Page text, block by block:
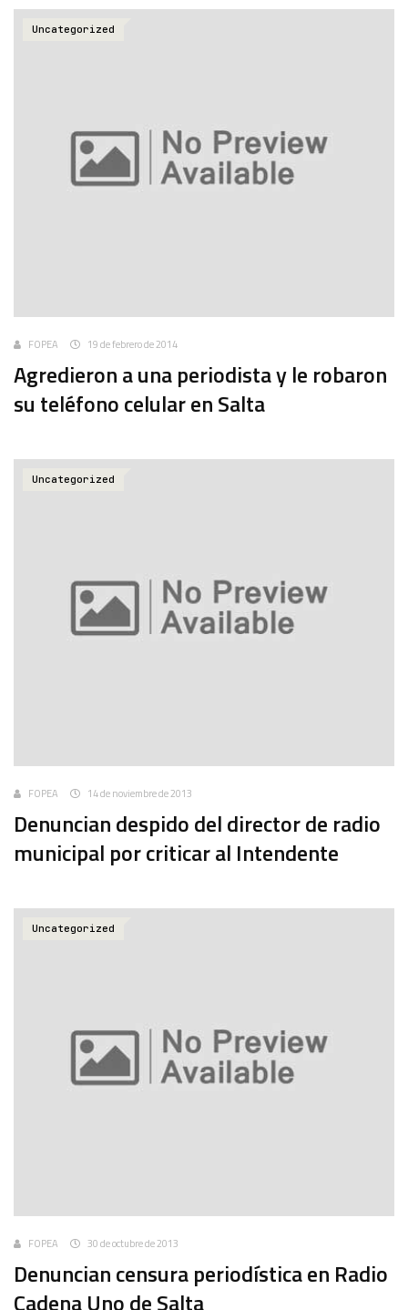
Uncategorized
FOPEA 19 de febrero de 2014
Agredieron a una periodista y le robaron
su teléfono celular en Salta
Uncategorized
FOPEA 14 de noviembre de 2013
Denuncian despido del director de radio
municipal por criticar al Intendente
Uncategorized
FOPEA 30 de octubre de 2013
Denuncian censura periodística en Radio
Cadena Uno de Salta